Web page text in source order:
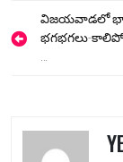
Postవిజయవాడలో
భగభగలు-